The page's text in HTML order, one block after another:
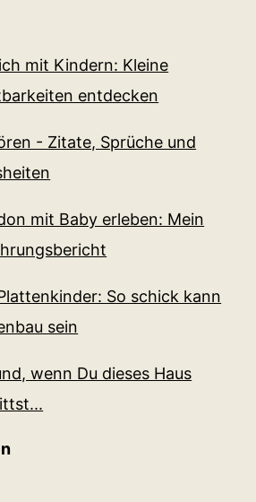
mit Kindern: Kleine
entdecken
- Zitate, Sprüche und
mit Baby erleben: Mein
So schick kann
sein
wenn Du dieses Haus